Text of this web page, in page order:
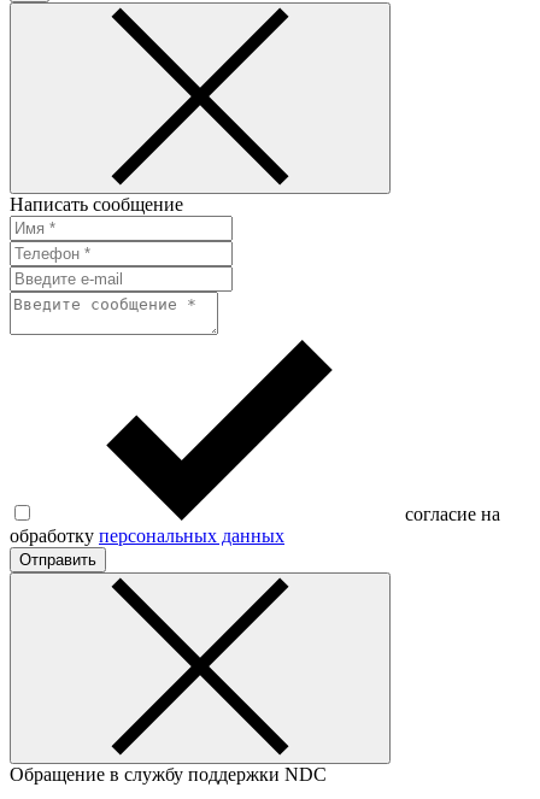
Написать сообщение
согласие на
обработку персональных данных
Отправить
Обращение в службу поддержки NDC